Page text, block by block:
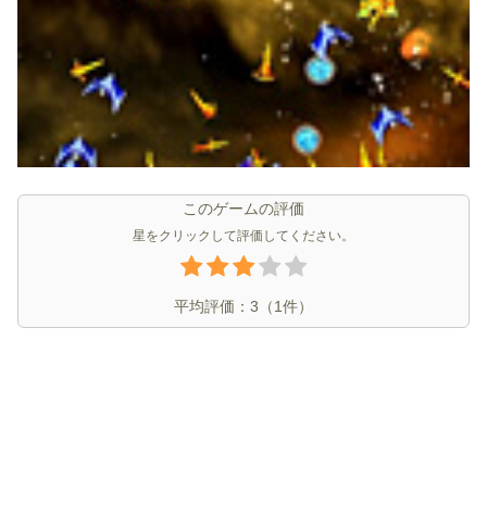
このゲームの評価
星をクリックして評価してください。
平均評価： 3 （1件）